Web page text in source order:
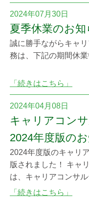
ていただきました。
れている姿を紹介す
グに興味を持たれて
2024年07月30日
夏季休業のお知
誠に勝手ながらキャ
務は、下記の期間休業
記 【夏季
月10日(土)～2024年8
ますようお願い申し
リアコンサルティン
「続きはこちら」
2024年04月08日
キャリアコン
2024年度版の
2024年度版のキャリ
版されました！ キャ
は、キャリアコンサ
て、日ごろ各現場で
「続きはこちら」